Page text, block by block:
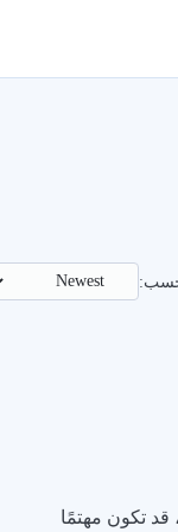
قد تكون مهتمًا